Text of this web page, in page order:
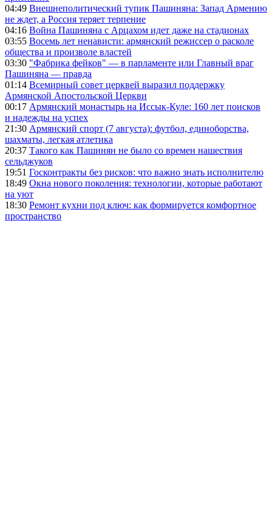
04:49 Внешнеполитический тупик Пашиняна: Запад Армению
не ждет, а Россия теряет терпение
04:16 Война Пашиняна с Арцахом идет даже на стадионах
03:55 Восемь лет ненависти: армянский режиссер о расколе
общества и произволе властей
03:30 "Фабрика фейков" — в парламенте или Главный враг
Пашиняна — правда
01:14 Всемирный совет церквей выразил поддержку
Армянской Апостольской Церкви
00:17 Армянский монастырь на Иссык-Куле: 160 лет поисков
и надежды на успех
21:30 Армянский спорт (7 августа): футбол, единоборства,
шахматы, легкая атлетика
20:37 Такого как Пашинян не было со времен нашествия
сельджуков
19:51 Госконтракты без рисков: что важно знать исполнителю
18:49 Окна нового поколения: технологии, которые работают
на уют
18:30 Ремонт кухни под ключ: как формируется комфортное
пространство